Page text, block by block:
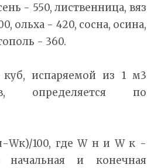
- 550, лиственница, вяз
ольха - 420, сосна, осина,
- 360.
испаряемой из 1 м3
определяется по
Wк)/100, где W н и W к -
начальная и конечная